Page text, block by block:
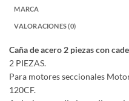
MARCA
VALORACIONES (0)
Caña de acero 2 piezas con
2 PIEZAS.
Para motores seccionales
120CF.